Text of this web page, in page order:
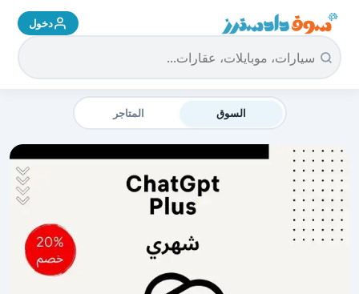
سوق دادسترز الرئيسية دخول
السوق المتاجر